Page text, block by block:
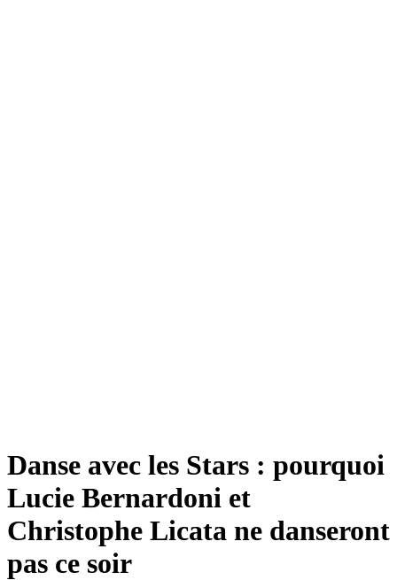
Danse avec les Stars : pourquoi
Lucie Bernardoni et
Christophe Licata ne danseront
pas ce soir